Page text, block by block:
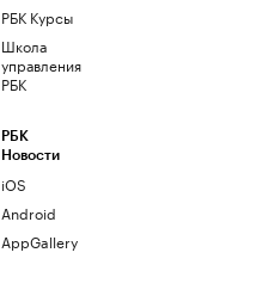
РБК Курсы
Школа
управления
РБК
РБК
Новости
iOS
Android
AppGallery